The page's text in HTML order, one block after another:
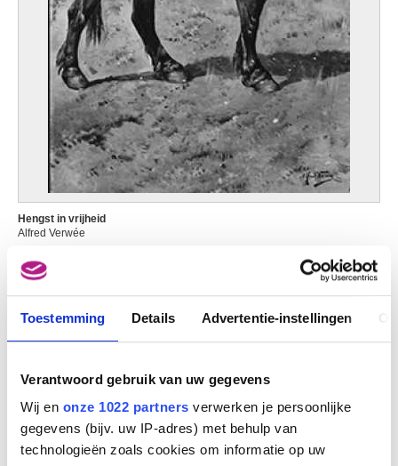
Toestemming Details Advertentie-instellingen
Verantwoord gebruik van uw gegevens
Wij en onze 1022 partners verwerken je persoonlijke
gegevens (bijv. uw IP-adres) met behulp van
technologieën zoals cookies om informatie op uw
Hengst in vrijheid
Alfred Verwée